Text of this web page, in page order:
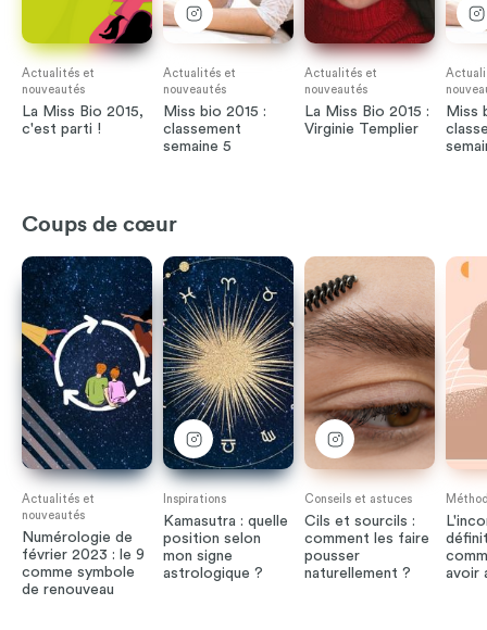
Actualités et
nouveautés
La Miss Bio 2015,
c'est parti !
Actualités et
nouveautés
Miss bio 2015 :
classement
semaine 5
Actualités et
nouveautés
La Miss Bio 2015 :
Virginie Templier
Miss
Coups de cœur
Actualités et
nouveautés
Numérologie de
février 2023 : le 9
comme symbole
de renouveau
Inspirations
Kamasutra : quelle
position selon
mon signe
astrologique ?
Conseils et astuces
Cils et sourcils :
comment les faire
pousser
naturellement ?
avoir